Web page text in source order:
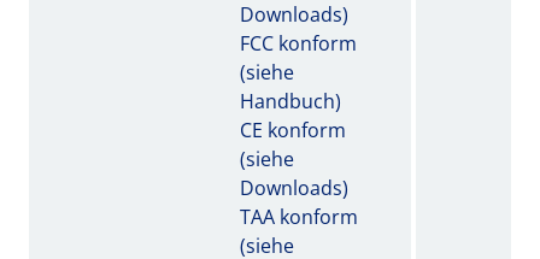
Downloads)
FCC konform
(siehe
Handbuch)
CE konform
(siehe
Downloads)
TAA konform
(siehe